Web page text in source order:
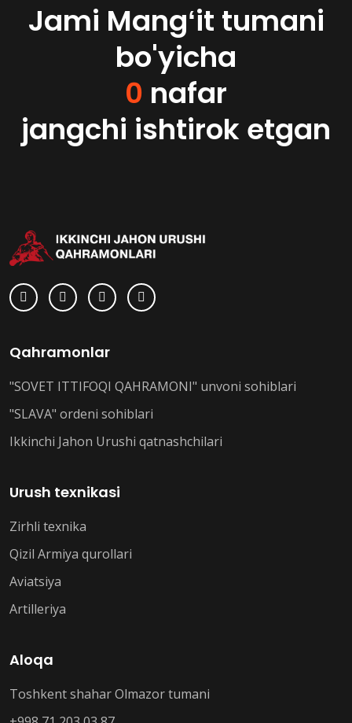
Jami Mangʻit tumani
bo'yicha
0 nafar
jangchi ishtirok etgan
Qahramonlar
"SOVET ITTIFOQI QAHRAMONI" unvoni sohiblari
"SLAVA" ordeni sohiblari
Ikkinchi Jahon Urushi qatnashchilari
Urush texnikasi
Zirhli texnika
Qizil Armiya qurollari
Aviatsiya
Artilleriya
Aloqa
Toshkent shahar Olmazor tumani